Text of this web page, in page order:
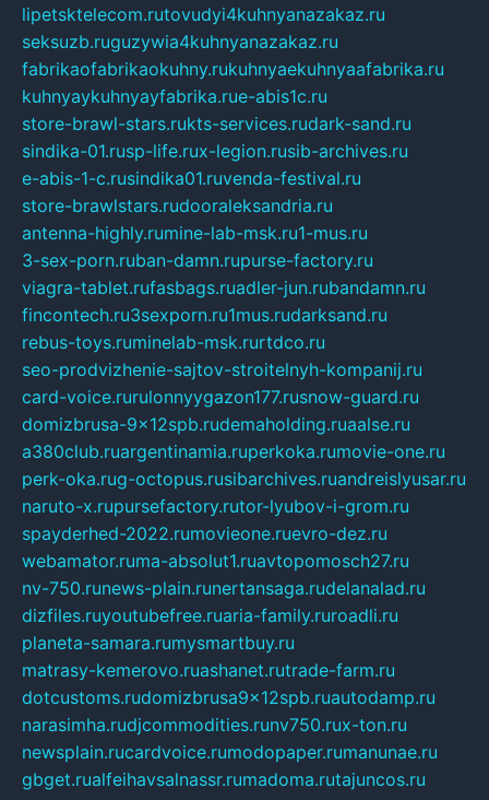
lipetsktelecom.rutovudyi4kuhnyanazakaz.ru
seksuzb.ruguzywia4kuhnyanazakaz.ru
fabrikaofabrikaokuhny.rukuhnyaekuhnyaafabrika.ru
kuhnyaykuhnyayfabrika.rue-abis1c.ru
store-brawl-stars.rukts-services.rudark-sand.ru
sindika-01.rusp-life.rux-legion.rusib-archives.ru
e-abis-1-c.rusindika01.ruvenda-festival.ru
store-brawlstars.rudooraleksandria.ru
antenna-highly.rumine-lab-msk.ru1-mus.ru
3-sex-porn.ruban-damn.rupurse-factory.ru
viagra-tablet.rufasbags.ruadler-jun.rubandamn.ru
fincontech.ru3sexporn.ru1mus.rudarksand.ru
rebus-toys.ruminelab-msk.rurtdco.ru
seo-prodvizhenie-sajtov-stroitelnyh-kompanij.ru
card-voice.rurulonnyygazon177.rusnow-guard.ru
domizbrusa-9x12spb.rudemaholding.ruaalse.ru
a380club.ruargentinamia.ruperkoka.rumovie-one.ru
perk-oka.rug-octopus.rusibarchives.ruandreislyusar.ru
naruto-x.rupursefactory.rutor-lyubov-i-grom.ru
spayderhed-2022.rumovieone.ruevro-dez.ru
webamator.ruma-absolut1.ruavtopomosch27.ru
nv-750.runews-plain.runertansaga.rudelanalad.ru
dizfiles.ruyoutubefree.ruaria-family.ruroadli.ru
planeta-samara.rumysmartbuy.ru
matrasy-kemerovo.ruashanet.rutrade-farm.ru
dotcustoms.rudomizbrusa9x12spb.ruautodamp.ru
narasimha.rudjcommodities.runv750.rux-ton.ru
newsplain.rucardvoice.rumodopaper.rumanunae.ru
gbget.rualfeihavsalnassr.rumadoma.rutajuncos.ru